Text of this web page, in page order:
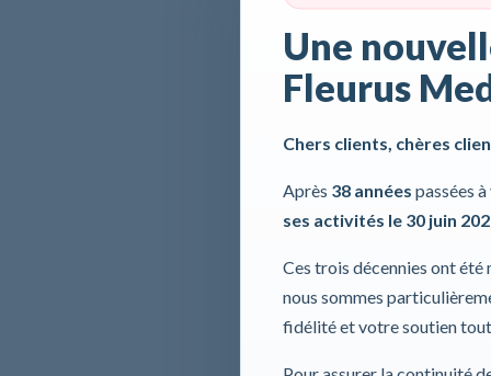
Une
Fleurus
Chers clients, chères
Après 38 années passées
ses activités le 30 juin
Ces trois décennies ont
nous sommes
fidélité et votre soutien